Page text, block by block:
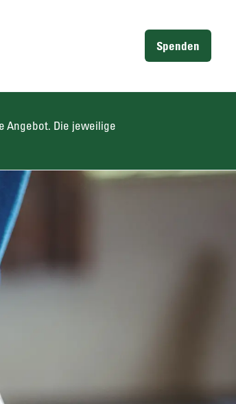
Spenden
Angebot. Die jeweilige